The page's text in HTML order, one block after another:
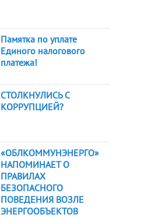
Памятка по уплате
Единого налогового
платежа!
СТОЛКНУЛИСЬ С
КОРРУПЦИЕЙ?
«ОБЛКОММУНЭНЕРГО»
НАПОМИНАЕТ О
ПРАВИЛАХ
БЕЗОПАСНОГО
ПОВЕДЕНИЯ ВОЗЛЕ
ЭНЕРГООБЪЕКТОВ